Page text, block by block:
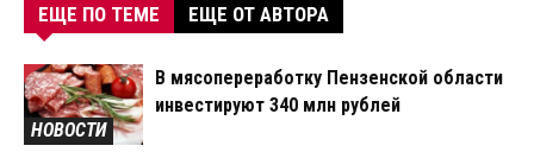
ЕЩЕ ПО ТЕМЕ ЕЩЕ ОТ АВТОРА
НОВОСТИ
В мясопереработку Пензенской области
инвестируют 340 млн рублей